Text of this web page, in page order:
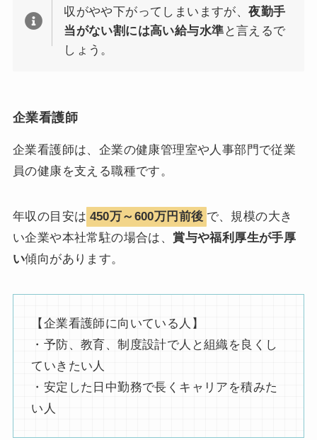
収がやや下がってしまいますが、夜勤手
当がない割には高い給与水準 と言えるで
しょう。
企業看護師
企業看護師は、企業の健康管理室や人事部門で従業
員の健康を支える職種です。
年収の目安は 450万～600万円前後 で、規模の大き
い企業や本社常駐の場合は、 賞与や福利厚生が手厚
い傾向があります。
【企業看護師に向いている人】
・予防、教育、制度設計で人と組織を良くし
ていきたい人
・安定した日中勤務で長くキャリアを積みた
い人